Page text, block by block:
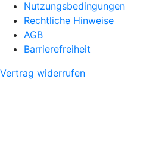
Nutzungsbedingungen
Rechtliche Hinweise
AGB
Barrierefreiheit
Vertrag widerrufen